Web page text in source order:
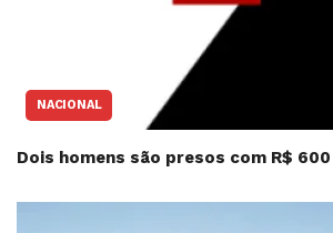
NACIONAL
Dois homens são presos com R$